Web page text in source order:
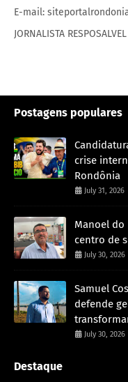
E-mail:
JORNALISTA
Postagens populares
crise
Rondônia
July 31, 2026
Manoel
centro de
July 30, 2026
Samuel
defende
July 30, 2026
Destaque